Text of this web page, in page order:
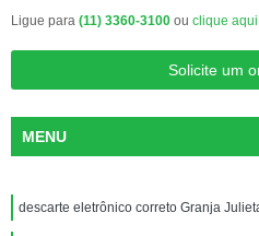
Ligue para (11) 3360-3100 ou clique aqui
Solicite um
MENU
descarte eletrônico correto Granja